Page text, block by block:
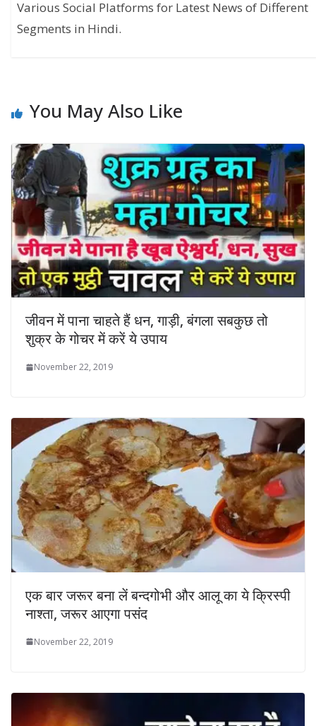
Various Social Platforms for Latest News of Different
Segments in Hindi.
You May Also Like
जीवन में पाना चाहते हैं धन, गाड़ी, बंगला सबकुछ तो
शुक्र के गोचर में करें ये उपाय
November 22, 2019
एक बार जरूर बना लें बन्दगोभी और आलू का ये क्रिस्पी
नाश्ता, जरूर आएगा पसंद
November 22, 2019